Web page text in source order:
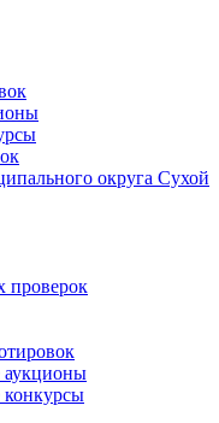
округа Сухой
проверок
аукционы
конкурсы